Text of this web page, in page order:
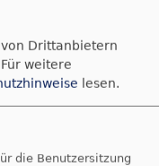
der
Roblee die
für das
Drittanbietern
Für weitere
lesen.
die Benutzersitzung